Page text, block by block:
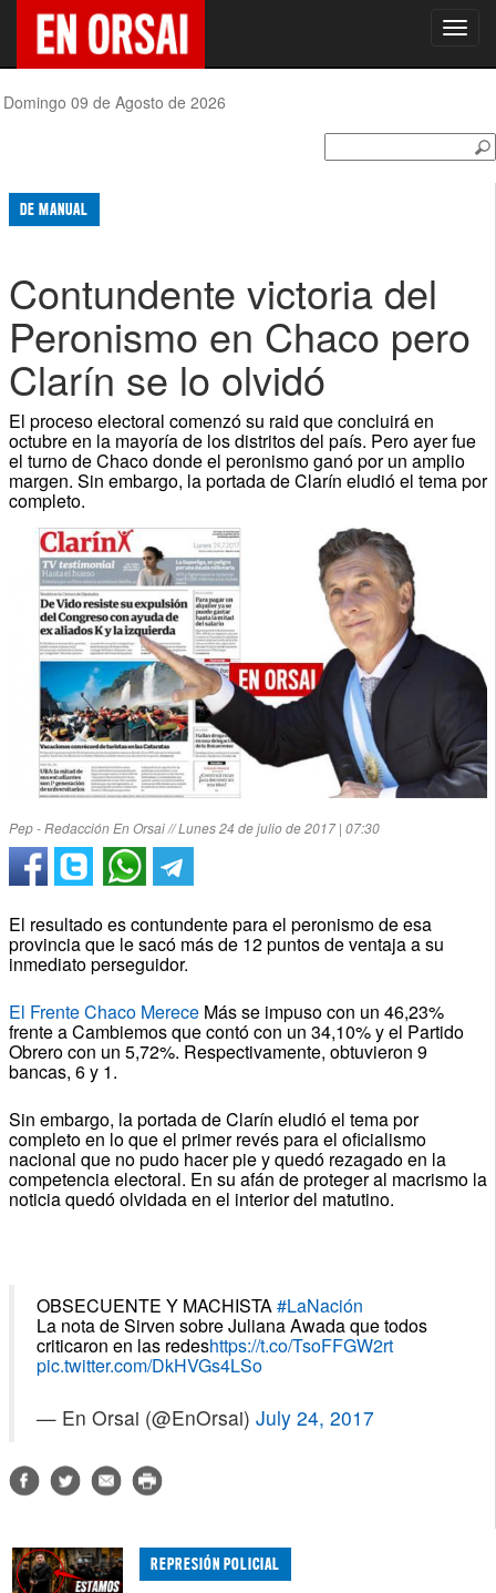
Domingo 09 de Agosto de 2026
DE MANUAL
Contundente victoria del
Peronismo en Chaco pero
Clarín se lo olvidó
El proceso electoral comenzó su raid que concluirá en
octubre en la mayoría de los distritos del país. Pero ayer fue
el turno de Chaco donde el peronismo ganó por un amplio
margen. Sin embargo, la portada de Clarín eludió el tema por
completo.
Pep - Redacción En Orsai // Lunes 24 de julio de 2017 | 07:30
El resultado es contundente para el peronismo de esa
provincia que le sacó más de 12 puntos de ventaja a su
inmediato perseguidor.
El Frente Chaco MereceMás se impuso con un 46,23%
frente a Cambiemos que contó con un 34,10% y el Partido
Obrero con un 5,72%. Respectivamente, obtuvieron 9
bancas, 6 y 1.
Sin embargo, la portada de Clarín eludió el tema por
completo en lo que el primer revés para el oficialismo
nacional que no pudo hacer pie y quedó rezagado en la
competencia electoral. En su afán de proteger al macrismo la
noticia quedó olvidada en el interior del matutino.
OBSECUENTE Y MACHISTA#LaNación
La nota de Sirven sobre Juliana Awada que todos
criticaron en las redeshttps://t.co/TsoFFGW2rt
pic.twitter.com/DkHVGs4LSo
— En Orsai (@EnOrsai) July 24, 2017
REPRESIÓN POLICIAL